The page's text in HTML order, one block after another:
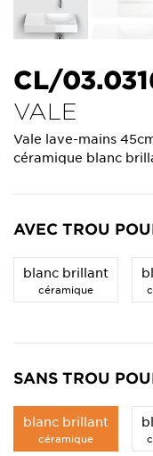
CL/
VALE
Vale lave-mains
céramique blanc
AVEC TROU
blanc brillant
céramique
SANS TROU
blanc brillant
céramique